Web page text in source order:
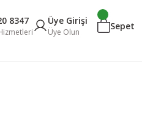
8347 Üye Girişi
Üye Olun
Sepet